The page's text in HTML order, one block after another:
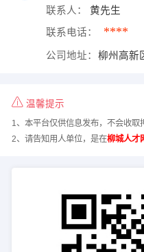
联系人： 黄先生
联系电话： ****
公司地址： 柳州高新
温馨提示
1、本平台仅供信息发布，不会收取
2、请告知用人单位，是在柳城人才